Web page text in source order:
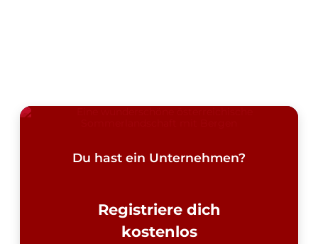
Du hast ein Unternehmen?
Registriere dich
kostenlos